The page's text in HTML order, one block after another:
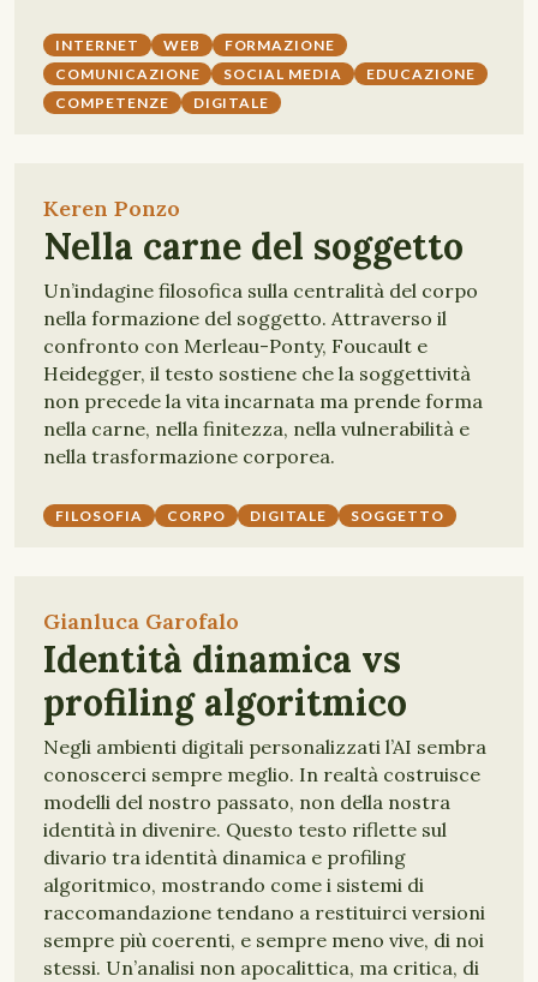
INTERNET WEB
FORMAZIONE
COMUNICAZIONE
SOCIAL MEDIA
EDUCAZIONE
COMPETENZE
DIGITALE
Keren Ponzo
Nella carne del soggetto
Un’indagine filosofica sulla centralità del corpo
nella formazione del soggetto. Attraverso il
confronto con Merleau-Ponty, Foucault e
Heidegger, il testo sostiene che la soggettività
non precede la vita incarnata ma prende forma
nella carne, nella finitezza, nella vulnerabilità e
nella trasformazione corporea.
FILOSOFIA CORPO DIGITALE SOGGETTO
Gianluca Garofalo
Identità dinamica vs
profiling algoritmico
Negli ambienti digitali personalizzati l’AI sembra
conoscerci sempre meglio. In realtà costruisce
modelli del nostro passato, non della nostra
identità in divenire. Questo testo riflette sul
divario tra identità dinamica e profiling
algoritmico, mostrando come i sistemi di
raccomandazione tendano a restituirci versioni
sempre più coerenti, e sempre meno vive, di noi
stessi. Un’analisi non apocalittica, ma critica, di